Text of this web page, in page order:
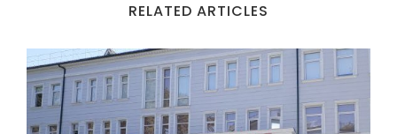
RELATED ARTICLES